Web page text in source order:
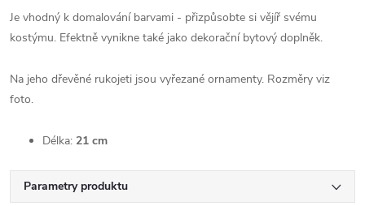
Je vhodný k domalování barvami - přizpůsobte si vějíř svému
kostýmu. Efektně vynikne také jako dekorační bytový doplněk.
Na jeho dřevěné rukojeti jsou vyřezané ornamenty. Rozměry viz
foto.
Délka: 21 cm
Parametry produktu